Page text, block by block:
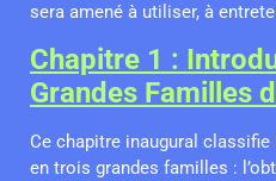
sera amené à utiliser, à
Chapitre 1 :
Grandes Familles
Ce chapitre inaugural
en trois grandes familles :